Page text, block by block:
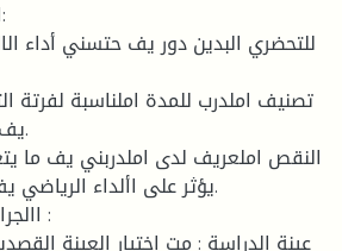
يؤثر على األداء